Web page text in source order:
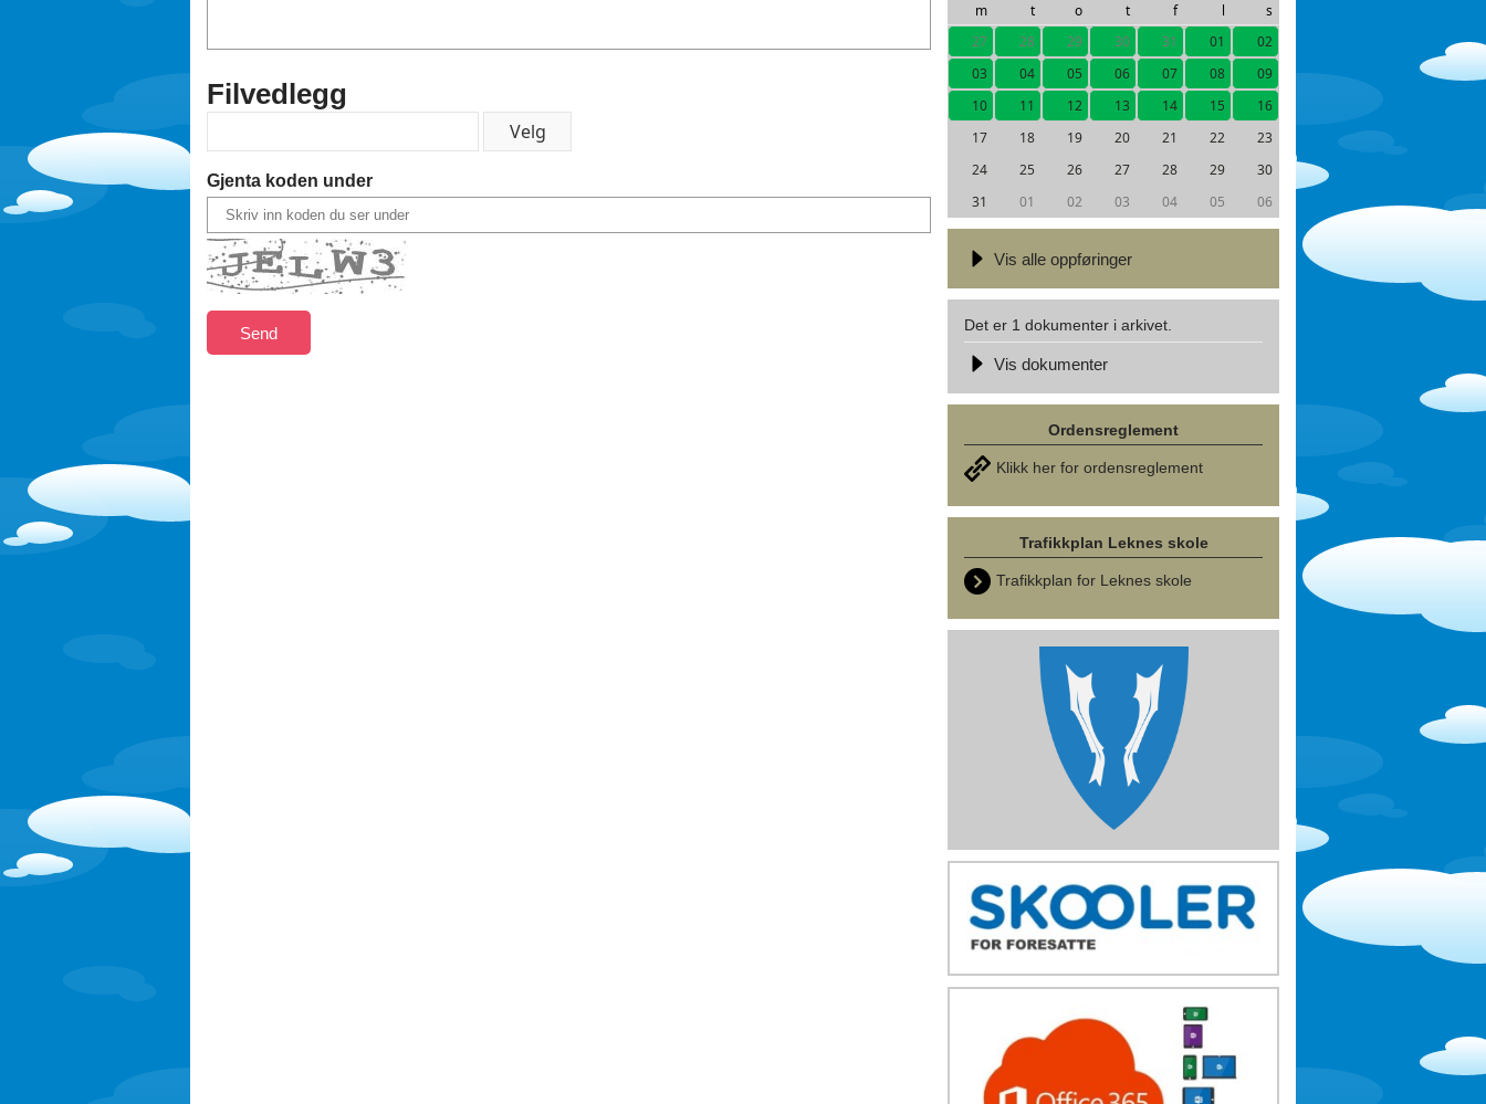
m t o t f l
s
27
28 29 30 31 01
02
03
04 05 06 07 08
09
10
11 12 13 14 15
16
17
18 19 20 21 22
23
24
25 26 27 28 29
30
31
01 02 03 04 05 06
Vis alle oppføringer
Det er 1 dokumenter i arkivet.
Vis dokumenter
Ordensreglement
Klikk her for ordensreglement
Trafikkplan Leknes skole
Trafikkplan for Leknes skole
Filvedlegg
Gjenta koden under